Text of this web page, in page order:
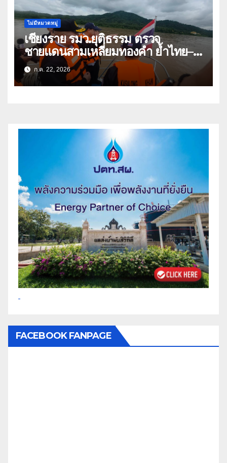
ไม่มีหมวดหมู่
เชียงราย รมว.ยุติธรรม ตรวจ
ชายแดนสามเหลี่ยมทองคำ ย้ำไทย–
ลาว ผนึกกำลังสกัดยาเสพติด
ก.ค. 22, 2026
FACEBOOK FANPAGE